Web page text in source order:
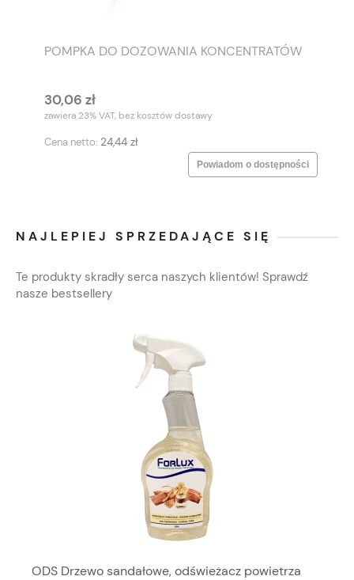
POMPKA DO DOZOWANIA KONCENTRATÓW
30,06 zł
zawiera 23% VAT, bez kosztów dostawy
Cena netto: 24,44 zł
Powiadom o dostępności
NAJLEPIEJ SPRZEDAJĄCE SIĘ
Te produkty skradły serca naszych klientów! Sprawdź
nasze bestsellery
ODS Drzewo sandałowe, odświeżacz powietrza